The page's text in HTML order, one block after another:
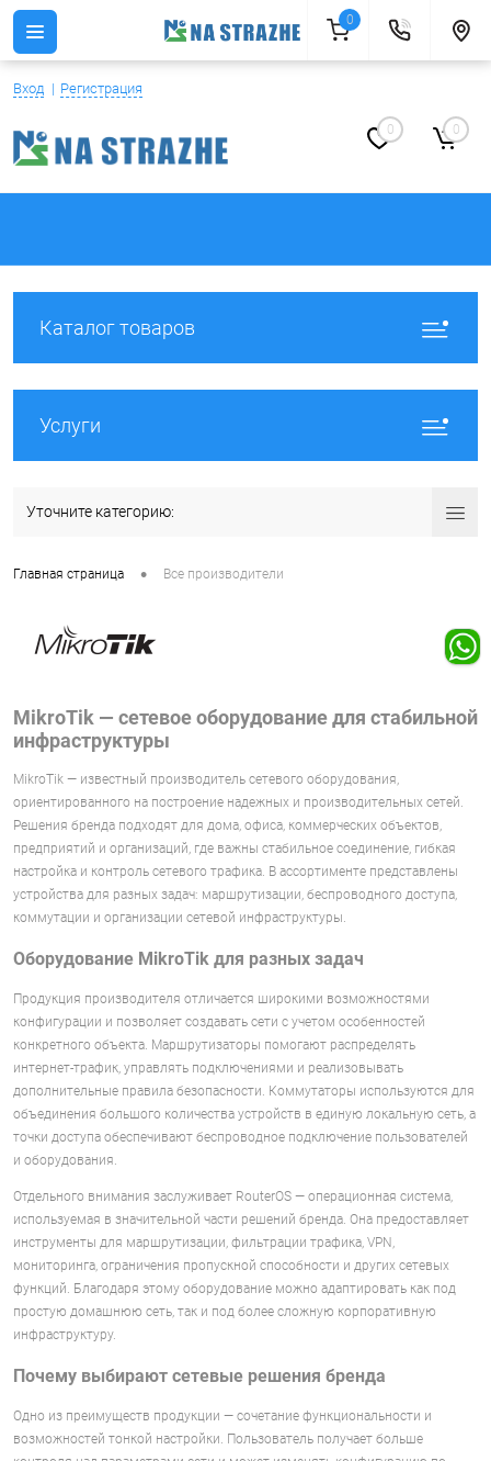
Вход Регистрация
0 0
Каталог товаров
Услуги
Уточните категорию:
Главная страница • Все производители
MikroTik — сетевое оборудование для стабильной
инфраструктуры
MikroTik — известный производитель сетевого оборудования,
ориентированного на построение надежных и производительных сетей.
Решения бренда подходят для дома, офиса, коммерческих объектов,
предприятий и организаций, где важны стабильное соединение, гибкая
настройка и контроль сетевого трафика. В ассортименте представлены
устройства для разных задач: маршрутизации, беспроводного доступа,
коммутации и организации сетевой инфраструктуры.
Оборудование MikroTik для разных задач
Продукция производителя отличается широкими возможностями
конфигурации и позволяет создавать сети с учетом особенностей
конкретного объекта. Маршрутизаторы помогают распределять
интернет-трафик, управлять подключениями и реализовывать
дополнительные правила безопасности. Коммутаторы используются для
объединения большого количества устройств в единую локальную сеть, а
точки доступа обеспечивают беспроводное подключение пользователей
и оборудования.
Отдельного внимания заслуживает RouterOS — операционная система,
используемая в значительной части решений бренда. Она предоставляет
инструменты для маршрутизации, фильтрации трафика, VPN,
мониторинга, ограничения пропускной способности и других сетевых
функций. Благодаря этому оборудование можно адаптировать как под
простую домашнюю сеть, так и под более сложную корпоративную
инфраструктуру.
Почему выбирают сетевые решения бренда
Одно из преимуществ продукции — сочетание функциональности и
возможностей тонкой настройки. Пользователь получает больше
0